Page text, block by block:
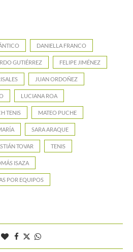
DANIELLA FRANCO
GUTIÉRREZ FELIPE JIMÉNEZ
JUAN ORDOÑEZ
LUCIANA ROA
TENIS MATEO PUCHE
SARA ARAQUE
TOVAR TENIS
ISAZA
POR EQUIPOS